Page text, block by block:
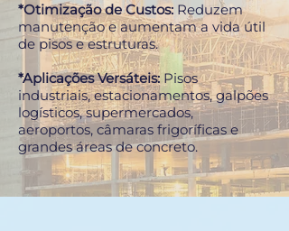
*Otimização de Custos: Reduzem
manutenção e aumentam a vida útil
de pisos e estruturas.
*Aplicações Versáteis:Pisos
industriais, estacionamentos, galpões
logísticos, supermercados,
aeroportos, câmaras frigoríficas e
grandes áreas de concreto.